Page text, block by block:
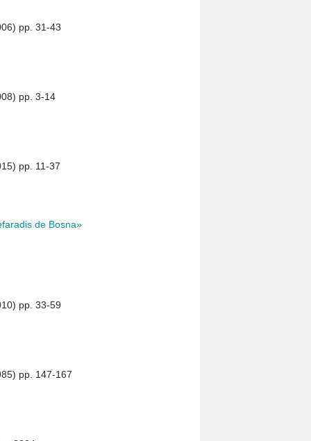
pp. 31-43
pp. 3-14
pp. 11-37
de Bosna»
pp. 33-59
pp. 147-167